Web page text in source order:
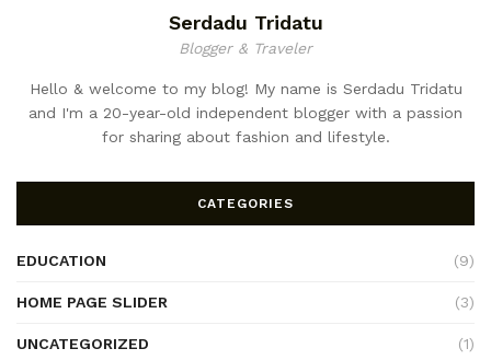
Serdadu Tridatu
Blogger & Traveler
Hello & welcome to my blog! My name is Serdadu Tridatu
and I'm a 20-year-old independent blogger with a passion
for sharing about fashion and lifestyle.
CATEGORIES
EDUCATION (9)
HOME PAGE SLIDER (3)
UNCATEGORIZED (1)